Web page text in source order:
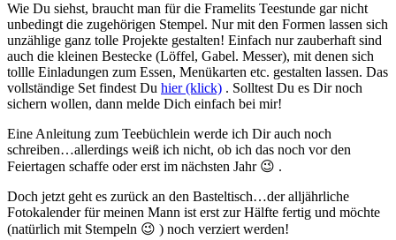
Wie Du siehst, braucht man für die Framelits Teestunde gar nicht
unbedingt die zugehörigen Stempel. Nur mit den Formen lassen sich
unzählige ganz tolle Projekte gestalten! Einfach nur zauberhaft sind
auch die kleinen Bestecke (Löffel, Gabel. Messer), mit denen sich
tollle Einladungen zum Essen, Menükarten etc. gestalten lassen. Das
vollständige Set findest Du hier (klick) . Solltest Du es Dir noch
sichern wollen, dann melde Dich einfach bei mir!
Eine Anleitung zum Teebüchlein werde ich Dir auch noch
schreiben…allerdings weiß ich nicht, ob ich das noch vor den
Feiertagen schaffe oder erst im nächsten Jahr 😉 .
Doch jetzt geht es zurück an den Basteltisch…der alljährliche
Fotokalender für meinen Mann ist erst zur Hälfte fertig und möchte
(natürlich mit Stempeln 😉 ) noch verziert werden!